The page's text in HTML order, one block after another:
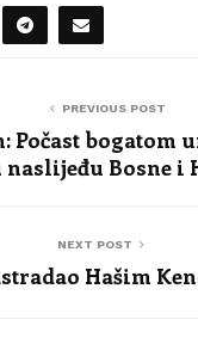
PREVIOUS POST
Počast bogatom
Bosne i
NEXT POST
Hašim